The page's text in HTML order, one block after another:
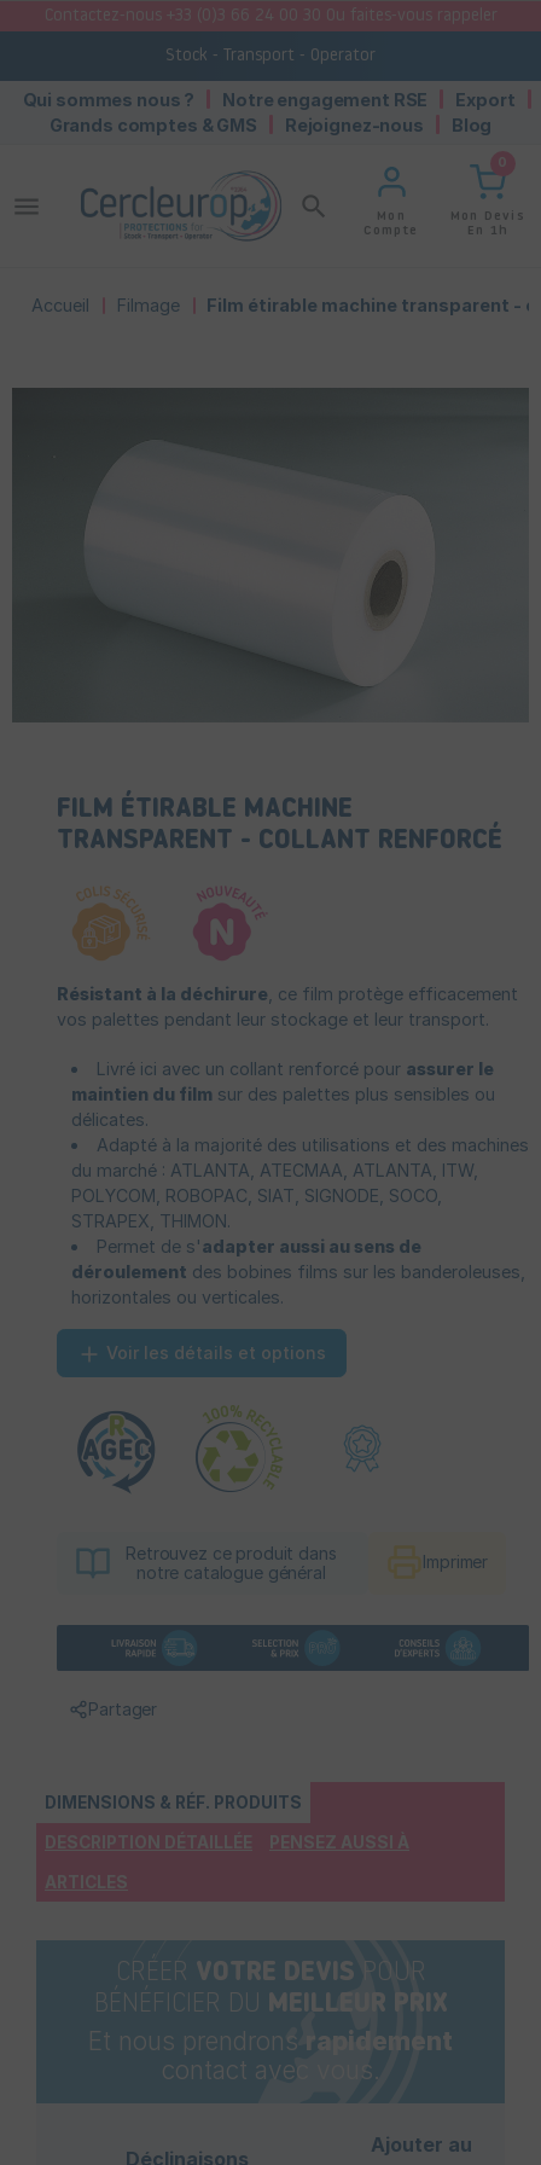
Contactez-nous +33 (0)3 66 24 00 30 Ou faites-vous rappeler
Stock - Transport - Operator
Qui sommes nous ? Notre engagement RSE
Export
Grands comptes & GMS
Rejoignez-nous Blog
search
Mon
Compte
0
Mon Devis
En 1h
menu
Accueil Filmage Film étirable machine transparent -
FILM ÉTIRABLE MACHINE
TRANSPARENT - COLLANT RENFORCÉ
Résistant à la déchirure , ce film protège efficacement
vos palettes pendant leur stockage et leur transport.
Livré ici avec un collant renforcé pour assurer le
maintien du film sur des palettes plus sensibles ou
délicates.
Adapté à la majorité des utilisations et des machines
du marché : ATLANTA, ATECMAA, ATLANTA, ITW,
POLYCOM, ROBOPAC, SIAT, SIGNODE, SOCO,
STRAPEX, THIMON.
Permet de s'adapter aussi au sens de
déroulement des bobines films sur les banderoleuses,
horizontales ou verticales.
Voir les détails et options
Retrouvez ce produit dans
notre catalogue général
Imprimer
Partager
DIMENSIONS & RÉF. PRODUITS
DESCRIPTION DÉTAILLÉE PENSEZ AUSSI À
ARTICLES
CRÉER VOTRE DEVIS POUR
BÉNÉFICIER DU MEILLEUR PRIX
Et nous prendrons rapidement
contact avec vous.
Déclinaisons
Ajouter au